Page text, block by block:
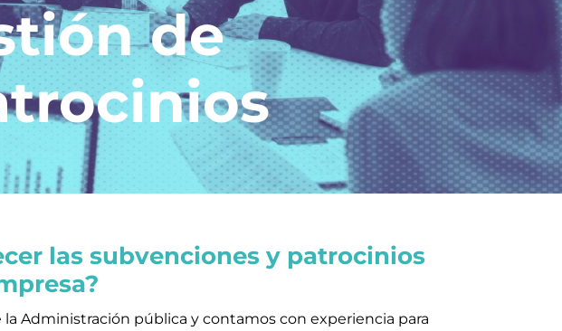
de
las subvenciones y patrocinios
Administración pública y contamos con experiencia para